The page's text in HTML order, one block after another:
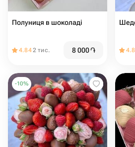
Полуниця в шоколаді
4.842 тис. 8 000֏
-10%